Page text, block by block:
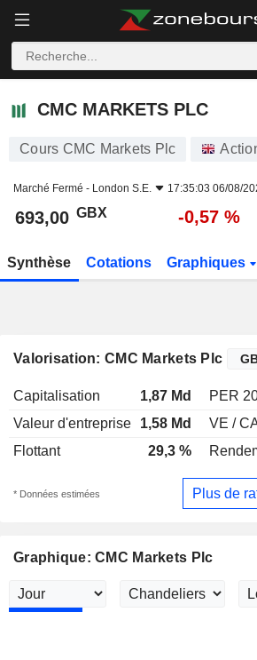
CMC MARKETS PLC
CMC MARKETS PLC
Cours CMC Markets Plc
Marché Fermé - London S.E. 17:35:03 06/08/
693,00 GBX -0,57 %
Synthèse Cotations Graphiques
Valorisation: CMC Markets Plc
Capitalisation 1,87 Md PER
Valeur d'entreprise
1,58 Md VE /
Flottant
29,3 %
* Données estimées Plus de
Graphique: CMC Markets Plc